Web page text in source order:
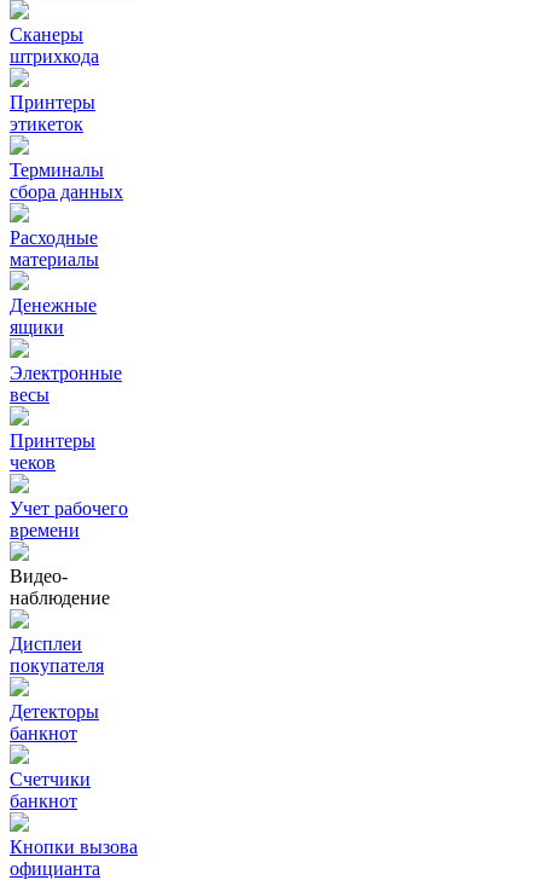
Сканеры
штрихкода
Принтеры
этикеток
Терминалы
сбора данных
Расходные
материалы
Денежные
ящики
Электронные
весы
Принтеры
чеков
Учет рабочего
времени
Видео‑
наблюдение
Дисплеи
покупателя
Детекторы
банкнот
Счетчики
банкнот
Кнопки вызова
официанта